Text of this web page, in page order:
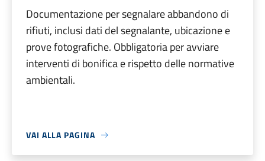
Documentazione per segnalare abbandono di
rifiuti, inclusi dati del segnalante, ubicazione e
prove fotografiche. Obbligatoria per avviare
interventi di bonifica e rispetto delle normative
ambientali.
VAI ALLA PAGINA